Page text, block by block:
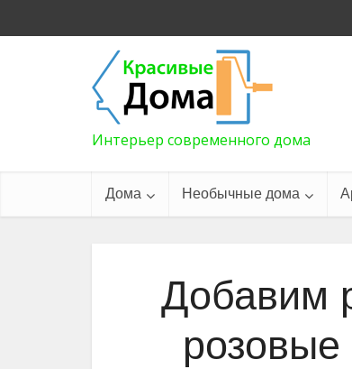
Интерьер современного дома
Дома Необычные дома
Добавим
розовые